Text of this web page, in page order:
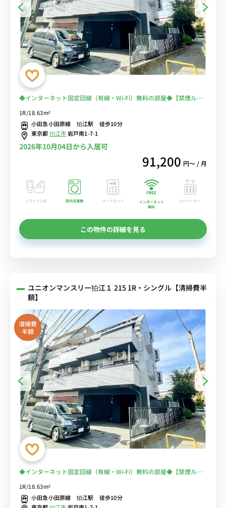
◆インターネット固定回線（有線・Wi-Fi）無料の部屋◆【禁煙ルー
ム】宅配ボックス＆モニター付きインターフォン完備♪小田急小田原
線利用で新百合ヶ丘駅や玉川学園前駅まで乗換なしでアクセス可能
1R/18.63m²
小田急小田原線 狛江駅 徒歩10分
東京都狛江市岩戸南1-7-1
2026年10月04日から入居可
91,200 円〜 / 月
バストイレ別 室内洗濯機 オートロック
インターネット
無料
エレベーター
この物件の詳細を見る
ユニオンマンスリー狛江１ 215 1R・シングル【清掃費半
額】
清掃費
半額
◆インターネット固定回線（有線・Wi-Fi）無料の部屋◆【禁煙ルー
電のあるお部屋/小田急小田原線利用で成城学園前駅や登戸駅まで2駅
1R/18.63m²
小田急小田原線 狛江駅 徒歩10分